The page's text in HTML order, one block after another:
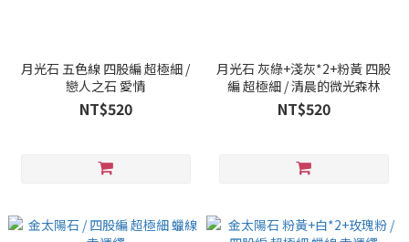
月光石 五色線 四股編 超極細 /
戀人之石 愛情
NT$520
月光石 灰綠+淺灰*2+粉黃 四股
編 超極細 / 清晨的微光森林
NT$520